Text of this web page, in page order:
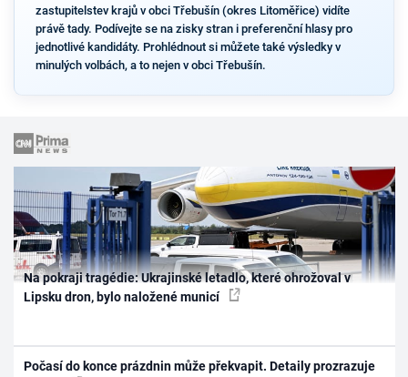
zastupitelstev krajů v obci Třebušín (okres Litoměřice) vidíte
právě tady. Podívejte se na zisky stran i preferenční hlasy pro
jednotlivé kandidáty. Prohlédnout si můžete také výsledky v
minulých volbách, a to nejen v obci Třebušín.
Na pokraji tragédie: Ukrajinské letadlo, které ohrožoval v
Lipsku dron, bylo naložené municí
Počasí do konce prázdnin může překvapit. Detaily prozrazuje